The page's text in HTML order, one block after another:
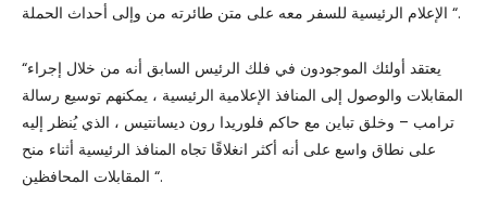
الإعلام الرئيسية للسفر معه على متن طائرته من وإلى أحداث الحملة “.
“يعتقد أولئك الموجودون في فلك الرئيس السابق أنه من خلال إجراء
المقابلات والوصول إلى المنافذ الإعلامية الرئيسية ، يمكنهم توسيع رسالة
ترامب – وخلق تباين مع حاكم فلوريدا رون ديسانتيس ، الذي يُنظر إليه
على نطاق واسع على أنه أكثر انغلاقًا تجاه المنافذ الرئيسية أثناء منح
المقابلات المحافظين “.